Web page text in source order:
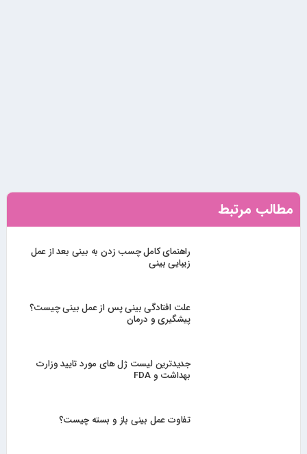
مطالب مرتبط
راهنمای کامل چسب زدن به بینی بعد از عمل
زیبایی بینی
علت افتادگی بینی پس از عمل بینی چیست؟
پیشگیری و درمان
جدیدترین لیست ژل های مورد تایید وزارت
بهداشت و FDA
تفاوت عمل بینی باز و بسته چیست؟